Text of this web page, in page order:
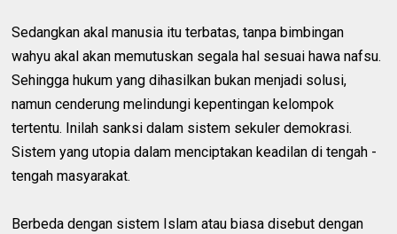
Sedangkan akal manusia itu terbatas, tanpa bimbingan
wahyu akal akan memutuskan segala hal sesuai hawa nafsu.
Sehingga hukum yang dihasilkan bukan menjadi solusi,
namun cenderung melindungi kepentingan kelompok
tertentu. Inilah sanksi dalam sistem sekuler demokrasi.
Sistem yang utopia dalam menciptakan keadilan di tengah -
tengah masyarakat.
Berbeda dengan sistem Islam atau biasa disebut dengan